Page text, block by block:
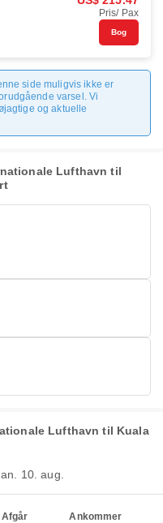
Pris/ Pax
Bog
side muligvis ikke er
varsel. Vi
og aktuelle
Lufthavn til
Lufthavn til Kuala
10. aug.
Afgår Ankommer